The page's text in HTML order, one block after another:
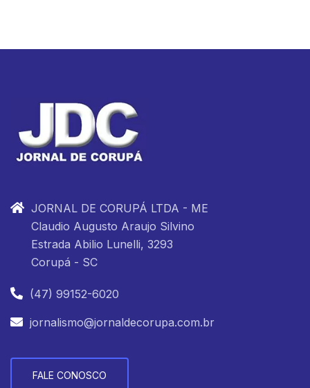
JORNAL DE CORUPÁ LTDA - ME
Claudio Augusto Araujo Silvino
Estrada Abilio Lunelli, 3293
Corupá - SC
(47) 99152-6020
jornalismo@jornaldecorupa.com.br
FALE CONOSCO